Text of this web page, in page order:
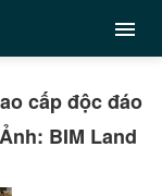
cấp độc đáo
BIM Land